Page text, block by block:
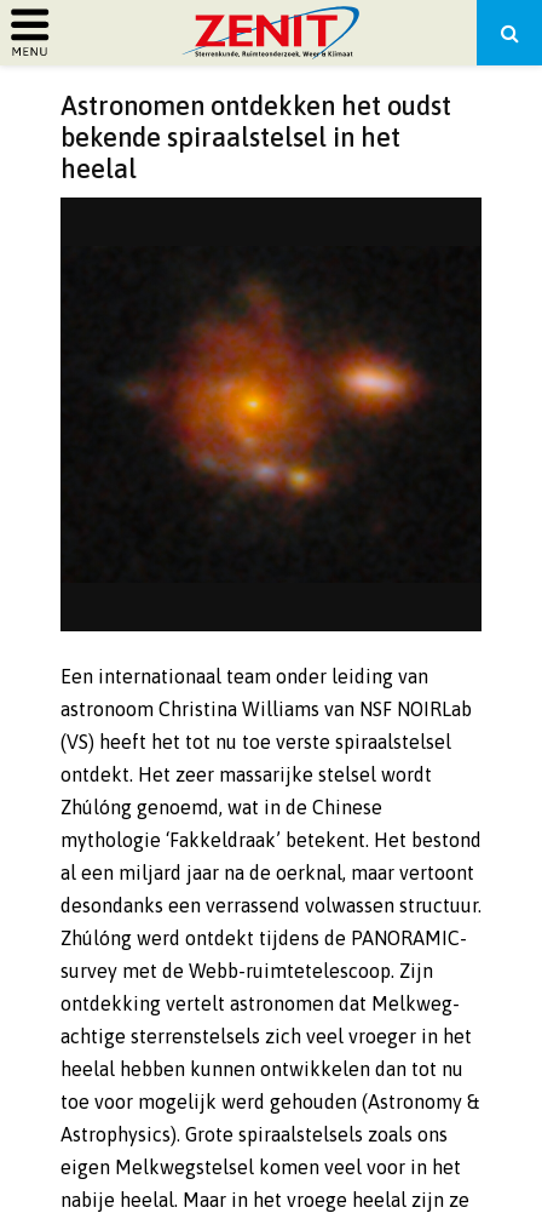
PRIMARY
MENU
Astronomen ontdekken het oudst
bekende spiraalstelsel in het
heelal
Een internationaal team onder leiding van
astronoom Christina Williams van NSF NOIRLab
(VS) heeft het tot nu toe verste spiraalstelsel
ontdekt. Het zeer massarijke stelsel wordt
Zhúlóng genoemd, wat in de Chinese
mythologie ‘Fakkeldraak’ betekent. Het bestond
al een miljard jaar na de oerknal, maar vertoont
desondanks een verrassend volwassen structuur.
Zhúlóng werd ontdekt tijdens de PANORAMIC-
survey met de Webb-ruimtetelescoop. Zijn
ontdekking vertelt astronomen dat Melkweg-
achtige sterrenstelsels zich veel vroeger in het
heelal hebben kunnen ontwikkelen dan tot nu
toe voor mogelijk werd gehouden (Astronomy &
Astrophysics). Grote spiraalstelsels zoals ons
eigen Melkwegstelsel komen veel voor in het
nabije heelal. Maar in het vroege heelal zijn ze